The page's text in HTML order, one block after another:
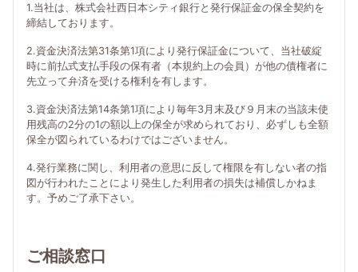
1.当社は、株式会社西日本シティ銀行と発行保証金の保全契約を
締結しております。
2.資金決済法第31条第1項により発行保証金について、当社破綻
時に前払式支払手段の保有者（本規約上の会員）が他の債権者に
先立って弁済を受ける権利を有します。
3.資金決済法第14条第1項により毎年3月末及び９月末の当該未使
用残高の2分の1の額以上の保全が求められており、必ずしも全額
保全が図られているわけではございません。
4.発行業務に関し、利用者の意思に反して権限を有しない者の指
図が行われたことにより発生した利用者の損失は補償しかねま
す。予めご了承下さい。
ご相談窓口